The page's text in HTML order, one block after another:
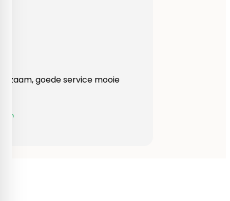
Heel behulpzaam, goede service mooie
Yvonne Claessen